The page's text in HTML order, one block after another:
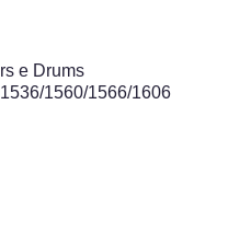
e Drums
1560/1566/1606